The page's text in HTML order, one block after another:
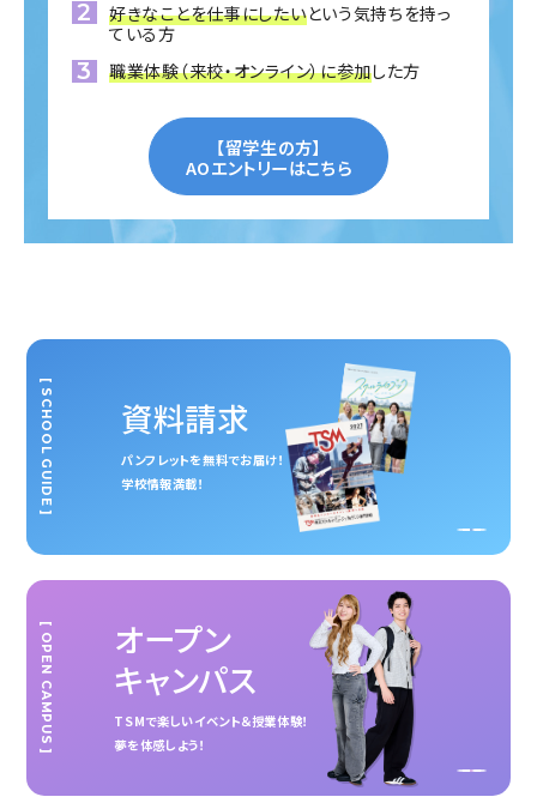
好きなことを仕事にしたいという気持ちを持っ
ている方
職業体験（来校・オンライン）に参加した方
【留学生の方】
AOエントリーはこちら
資料請求
パンフレットを無料でお届け！
学校情報満載！
[ SCHOOL GUIDE ]
オープン
キャンパス
TSMで楽しいイベント＆授業体験！
夢を体感しよう！
[ OPEN CAMPUS ]